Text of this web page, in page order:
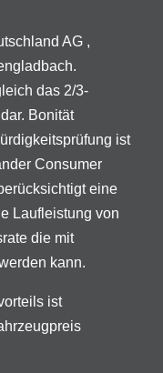
AG ,
das 2/3-
Bonität
ist
Consumer
eine
Laufleistung von
die mit
kann.
ist